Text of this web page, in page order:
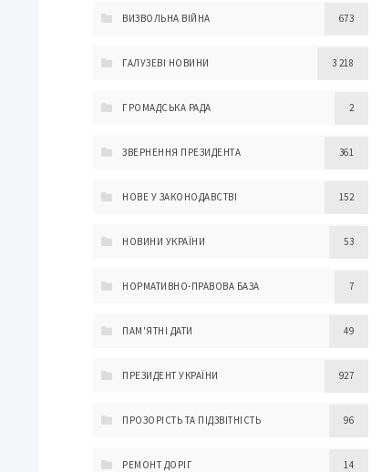
ВИЗВОЛЬНА ВІЙНА 673
ГАЛУЗЕВІ НОВИНИ 3 218
ГРОМАДСЬКА РАДА 2
ЗВЕРНЕННЯ ПРЕЗИДЕНТА 361
НОВЕ У ЗАКОНОДАВСТВІ 152
НОВИНИ УКРАЇНИ 53
НОРМАТИВНО-ПРАВОВА БАЗА 7
ПАМ'ЯТНІ ДАТИ 49
ПРЕЗИДЕНТ УКРАЇНИ 927
ПРОЗОРІСТЬ ТА ПІДЗВІТНІСТЬ 96
РЕМОНТ ДОРІГ 14